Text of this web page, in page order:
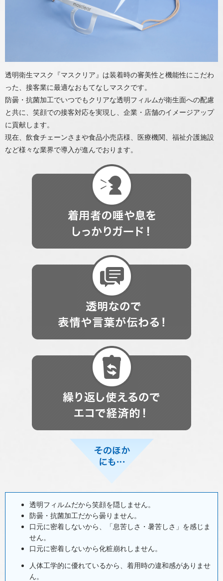
透明衛生マスク『マスクリア』は装着時の審美性と機能性にこだわ
った、接客業に最適なおもてなしマスクです。
防曇・抗菌加工でいつでもクリアな透明フィルムが衛生面への配慮
と共に、笑顔での接客対応を実現し、企業・店舗のイメージアップ
に貢献します。
現在、飲食チェーンさまや食品小売店様、医療機関、福祉介護施設
など様々な業界で導入が進んでおります。
透明フィルムだから笑顔を隠しません。
防曇・抗菌加工だから曇りません。
口元に密着しないから、「息苦しさ・暑苦しさ」を感じま
せん。
口元に密着しないから化粧崩れしません。
人体工学的に優れているから、着用時の違和感がありませ
ん。